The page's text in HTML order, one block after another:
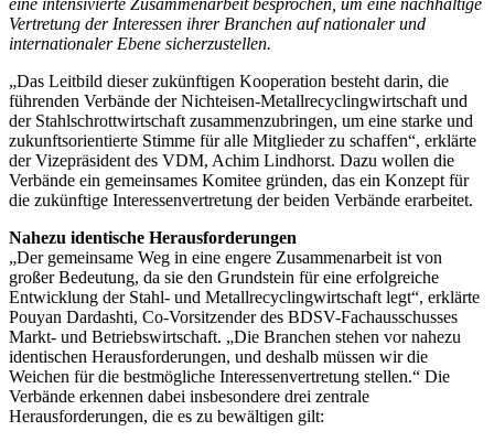
Vertretung der Interessen ihrer Branchen auf nationaler und
internationaler Ebene sicherzustellen.
„Das Leitbild dieser zukünftigen Kooperation besteht darin, die
führenden Verbände der Nichteisen-Metallrecyclingwirtschaft und
der Stahlschrottwirtschaft zusammenzubringen, um eine starke und
zukunftsorientierte Stimme für alle Mitglieder zu schaffen“, erklärte
der Vizepräsident des VDM, Achim Lindhorst. Dazu wollen die
Verbände ein gemeinsames Komitee gründen, das ein Konzept für
die zukünftige Interessenvertretung der beiden Verbände erarbeitet.
Nahezu identische Herausforderungen
„Der gemeinsame Weg in eine engere Zusammenarbeit ist von
großer Bedeutung, da sie den Grundstein für eine erfolgreiche
Entwicklung der Stahl- und Metallrecyclingwirtschaft legt“, erklärte
Pouyan Dardashti, Co-Vorsitzender des BDSV-Fachausschusses
Markt- und Betriebswirtschaft. „Die Branchen stehen vor nahezu
identischen Herausforderungen, und deshalb müssen wir die
Weichen für die bestmögliche Interessenvertretung stellen.“ Die
Verbände erkennen dabei insbesondere drei zentrale
Herausforderungen, die es zu bewältigen gilt: